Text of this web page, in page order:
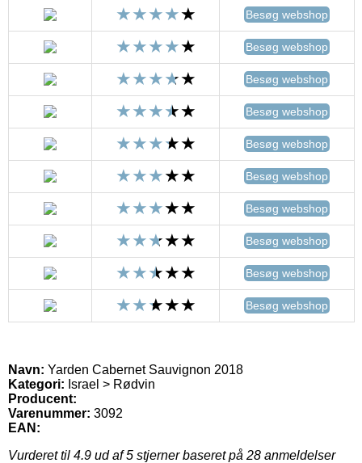
Besøg webshop
Besøg webshop
Besøg webshop
Besøg webshop
Besøg webshop
Besøg webshop
Besøg webshop
Besøg webshop
Besøg webshop
Besøg webshop
Navn: Yarden Cabernet Sauvignon 2018
Kategori: Israel > Rødvin
Producent:
Varenummer: 3092
EAN:
Vurderet til 4.9 ud af 5 stjerner baseret på 28 anmeldelser